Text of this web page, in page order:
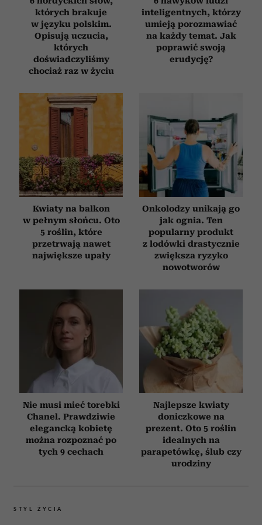
korzystania z ich usług.
których brakuje
w języku polskim.
Opisują uczucia,
których
doświadczyliśmy
chociaż raz w życiu
inteligentnych, którzy
umieją porozmawiać
na każdy temat. Jak
poprawić swoją
erudycję?
Kwiaty na balkon
w pełnym słońcu. Oto
5 roślin, które
przetrwają nawet
największe upały
Onkolodzy unikają go
jak ognia. Ten
popularny produkt
z lodówki drastycznie
zwiększa ryzyko
nowotworów
Nie musi mieć torebki
Chanel. Prawdziwie
elegancką kobietę
można rozpoznać po
tych 9 cechach
Najlepsze kwiaty
doniczkowe na
prezent. Oto 5 roślin
idealnych na
parapetówkę, ślub czy
urodziny
STYL ŻYCIA